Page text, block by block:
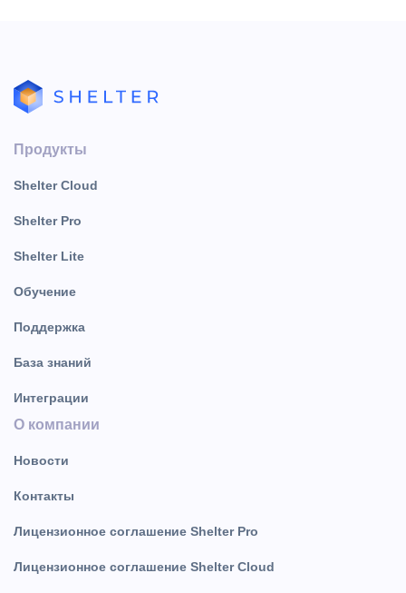
Продукты
Shelter Cloud
Shelter Pro
Shelter Lite
Обучение
Поддержка
База знаний
Интеграции
О компании
Новости
Контакты
Лицензионное соглашение Shelter Pro
Лицензионное соглашение Shelter Cloud